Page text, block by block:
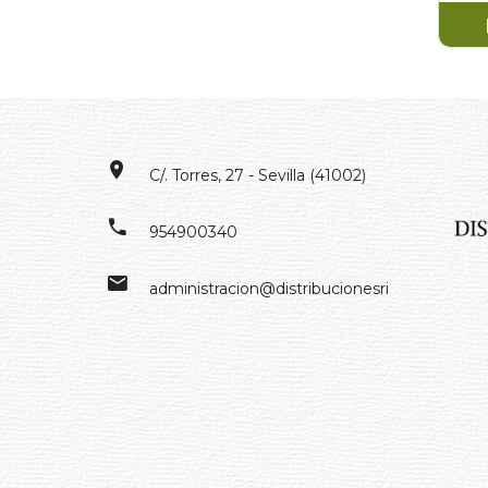
C/. Torres, 27 - Sevilla (41002)
954900340
administracion@distribucionesrivero.es